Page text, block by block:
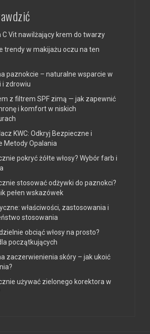
C Vit nawilżający krem do twarzy
trendy w makijażu oczu na ten
paznokcie – naturalne wsparcie w
i zdrowiu
z filtrem SPF zimą — jak zapewnić
i komfort w niskich
KWC: Odkryj Bezpieczne i
Metody Opalania
pokryć żółte włosy? Wybór farb i
stosować odżywki do paznokci?
pełen wskazówek
właściwości, zastosowania i
stosowania
obciąć włosy na prosto?
początkujących
zaczerwienienia skóry – jak ukoić
używać zielonego korektora w